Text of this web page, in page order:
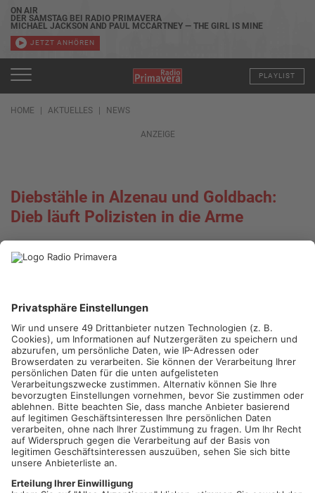
ON AIR
DER SAMSTAG BEI RADIO PRIMAVERA
MICHAEL JACKSON AND PAUL MCCARTNEY — THE GIRL IS MINE
JETZT ANHÖREN
PLAYLIST
HOME AKTUELLES NEWS
ANZEIGE
Diebstähle in Alzenau und Goldbach:
Dieb läuft Polizisten in die Arme